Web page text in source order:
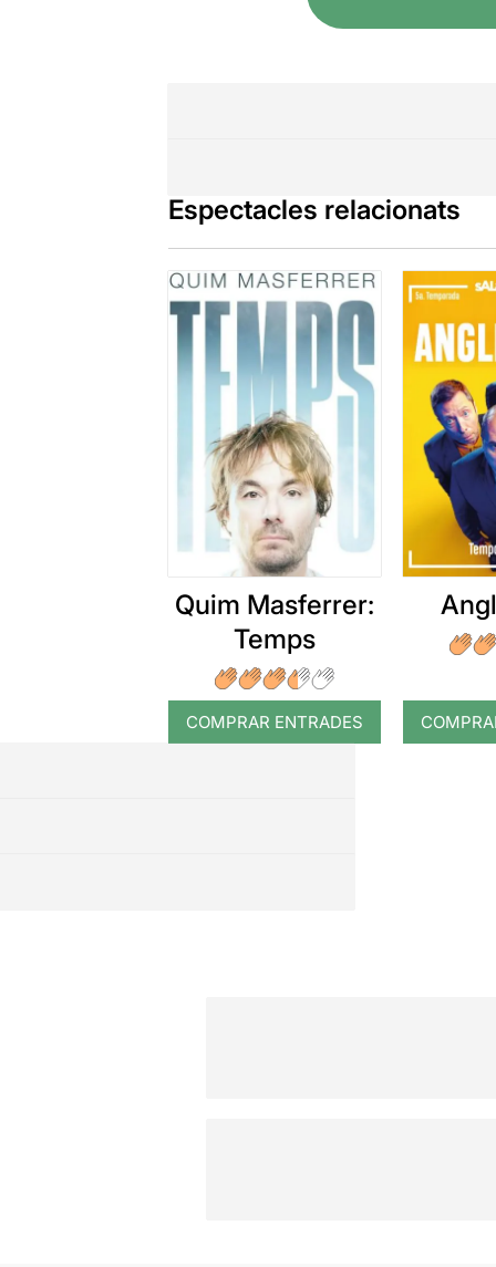
Espectacles relacionats
Quim Masferrer:
Temps
COMPRAR ENTRADES